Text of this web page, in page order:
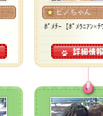
ピノちゃん
ﾎﾟﾒﾁｰ【ﾎﾟﾒﾗﾆｱﾝ×ﾁﾜ